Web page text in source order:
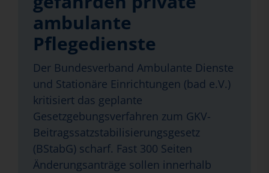
ambulante
Pflegedienste
Der Bundesverband Ambulante Dienste
und Stationäre Einrichtungen (bad e.V.)
kritisiert das geplante
Gesetzgebungsverfahren zum GKV-
Beitragssatzstabilisierungsgesetz
(BStabG) scharf. Fast 300 Seiten
Änderungsanträge sollen innerhalb